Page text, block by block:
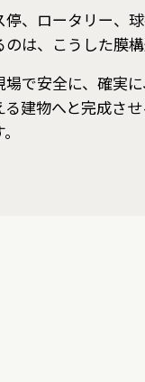
、ロータリー、球
は、こうした膜構
で安全に、確実に
建物へと完成させ